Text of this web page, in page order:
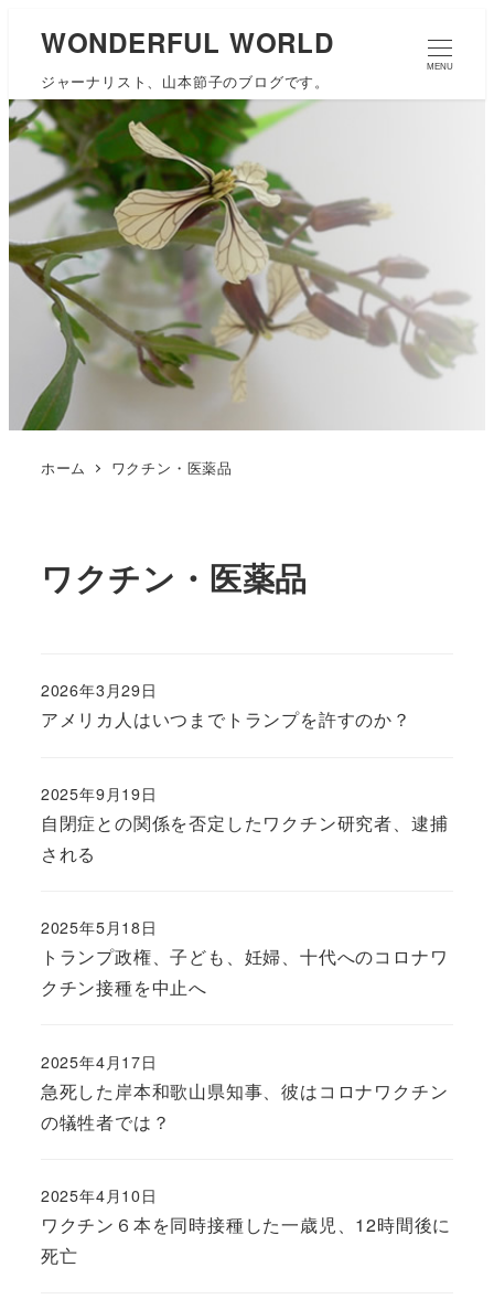
WONDERFUL WORLD
ジャーナリスト、山本節子のブログです。
MENU
ホーム ワクチン・医薬品
ワクチン・医薬品
アメリカ人はいつまでトランプを許すのか？
2026年3月29日
自閉症との関係を否定したワクチン研究者、逮捕
される
2025年9月19日
トランプ政権、子ども、妊婦、十代へのコロナワ
クチン接種を中止へ
2025年5月18日
急死した岸本和歌山県知事、彼はコロナワクチン
の犠牲者では？
2025年4月17日
ワクチン６本を同時接種した一歳児、12時間後に
死亡
2025年4月10日